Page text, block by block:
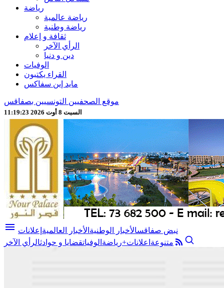
رياضة
رياضة عالمية
رياضة وطنية
ثقافة و إعلام
الرأي الآخر
دين و دنيا
الوفيات
القراء يكتبون
مايد إين سفاكس
موقع الصحفيين التونسيين بصفاقس
السبت 8 أوت 2026 11:19:25
menu نبض صفاقسالأخبار الوطنية الأخبار العالمية إعلانات
متنوعة اعلانات+رياضة الوفياتقضايا و حوادثالرأي الآخر